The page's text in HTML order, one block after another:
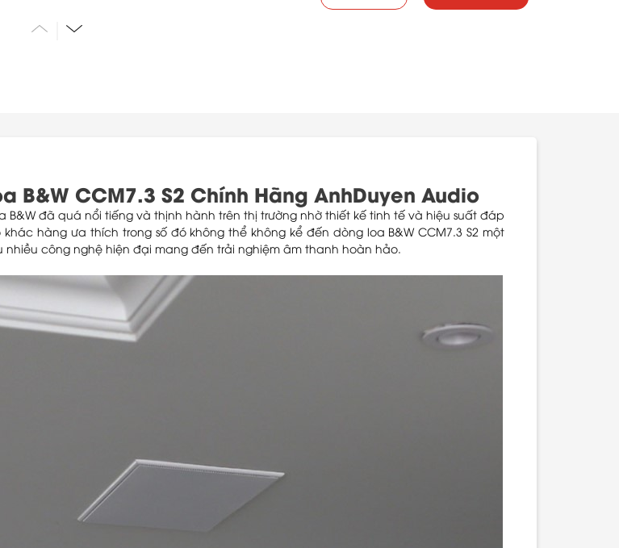
B&W CCM7.3 S2 Chính Hãng AnhDuyen Audio
B&W đã quá nổi tiếng và thịnh hành trên thị trường nhờ thiết kế tinh tế và hiệu suất đáp
hàng ưa thích trong số đó không thể không kể đến dòng loa B&W CCM7.3 S2 một
nhiều công nghệ hiện đại mang đến trải nghiệm âm thanh hoàn hảo.